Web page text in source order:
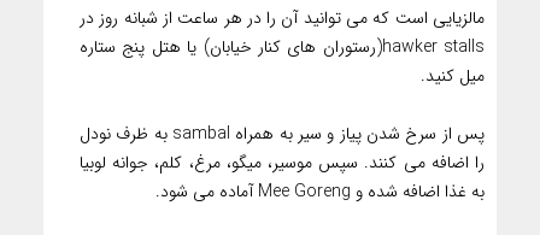
مالزیایی است که می توانید آن را در هر ساعت از شبانه روز در
hawker stalls(رستوران های کنار خیابان) یا هتل پنج ستاره
میل کنید.
پس از سرخ شدن پیاز و سیر به همراه sambal به ظرف نودل
را اضافه می کنند. سپس موسیر، میگو، مرغ، کلم، جوانه لوبیا
به غذا اضافه شده و Mee Goreng آماده می شود.